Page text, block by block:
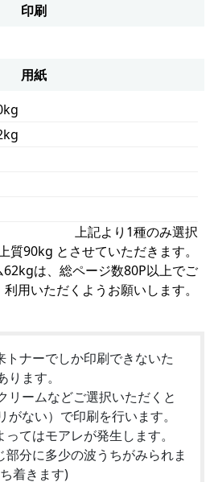
印刷
用紙
上記より1種のみ選択
90kg とさせていただきます。
は、総ページ数80P以上でご
利用いただくようお願いします。
ナーでしか印刷できないた
ます。
リームなどご選択いただくと
ない）で印刷を行います。
てはモアレが発生します。
分に多少の波うちがみられま
着きます)